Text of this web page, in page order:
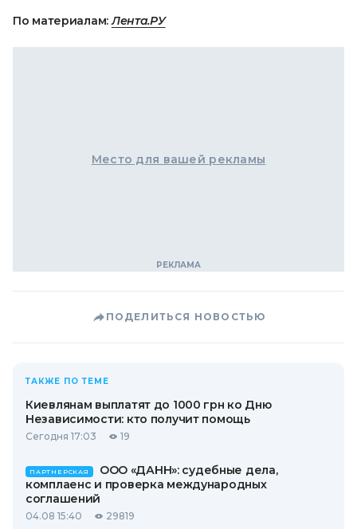
По материалам:Лента.РУ
Место для вашей рекламы
ПОДЕЛИТЬСЯ НОВОСТЬЮ
ТАКЖЕ ПО ТЕМЕ
Киевлянам выплатят до 1000 грн ко Дню
Независимости: кто получит помощь
Сегодня 17:03 19
ПАРТНЕРСКАЯ
ООО «ДАНН»: судебные дела,
комплаенс и проверка международных
соглашений
04.08 15:40 29819